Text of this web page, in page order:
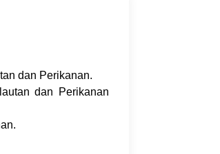
dan Perikanan.
dan Perikanan